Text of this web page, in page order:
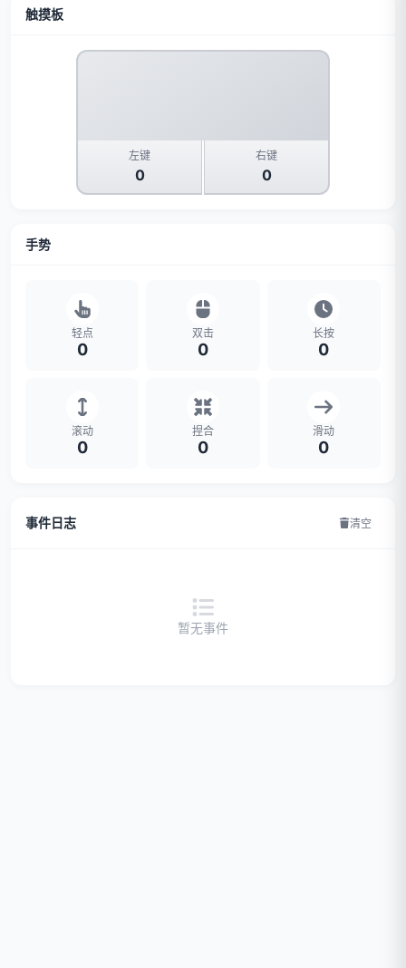
触摸板
左键
0
右键
0
手势
轻点
0
双击
0
长按
0
滚动
0
捏合
0
滑动
0
事件日志 清空
暂无事件